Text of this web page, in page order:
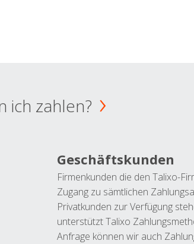
ich zahlen?
Geschäftskunden
Firmenkunden die den Talixo-
Zugang zu sämtlichen
Privatkunden zur Verfügung
unterstützt Talixo
Anfrage können wir auch